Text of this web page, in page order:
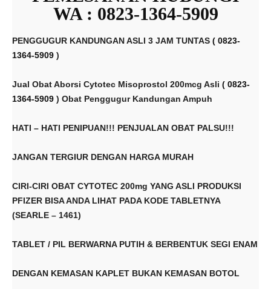
WA : 0823-1364-5909
PENGGUGUR KANDUNGAN ASLI 3 JAM TUNTAS ( 0823-
1364-5909 )
Jual Obat Aborsi Cytotec Misoprostol 200mcg Asli ( 0823-
1364-5909 ) Obat Penggugur Kandungan Ampuh
HATI – HATI PENIPUAN!!! PENJUALAN OBAT PALSU!!!
JANGAN TERGIUR DENGAN HARGA MURAH
CIRI-CIRI OBAT CYTOTEC 200mg YANG ASLI PRODUKSI
PFIZER BISA ANDA LIHAT PADA KODE TABLETNYA
(SEARLE – 1461)
TABLET / PIL BERWARNA PUTIH & BERBENTUK SEGI ENAM
DENGAN KEMASAN KAPLET BUKAN KEMASAN BOTOL